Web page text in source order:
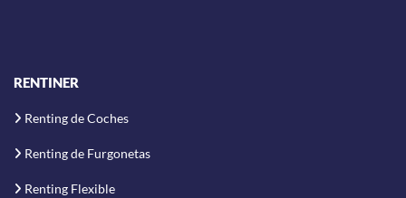
RENTINER
Renting de Coches
Renting de Furgonetas
Renting Flexible